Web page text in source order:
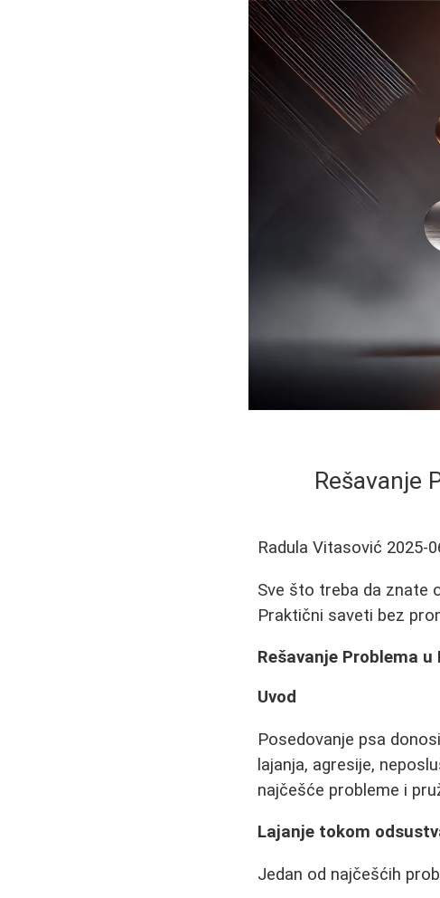
Rešavanje
Radula Vitasović 2025-
Sve što treba da znate
Praktični saveti bez
Rešavanje Problema
Uvod
Posedovanje psa
lajanja, agresije,
najčešće probleme i
Lajanje tokom
Jedan od najčešćih